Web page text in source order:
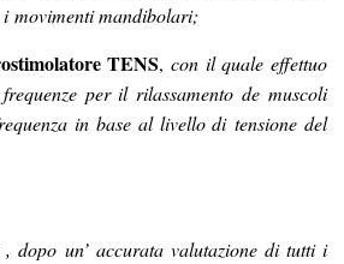
i movimenti mandibolari;
TENS, con il quale effettuo
per il rilassamento de muscoli
in base al livello di tensione del
dopo un’ accurata valutazione di tutti i